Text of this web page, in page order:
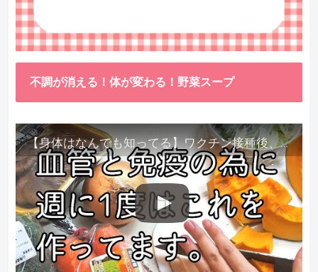
不調が消える！体が変わる！野菜スープ
【身体はなんでも知ってる】ワクチン接種後、異常に食べたくなった野菜が細胞回復に貢献してくれました。